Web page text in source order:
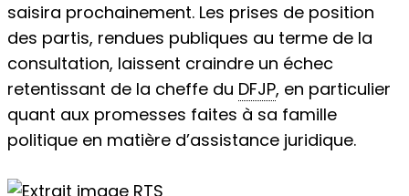
saisira prochainement. Les prises de position
des partis, rendues publiques au terme de la
consultation, laissent craindre un échec
retentissant de la cheffe du DFJP, en particulier
quant aux promesses faites à sa famille
politique en matière d’assistance juridique.